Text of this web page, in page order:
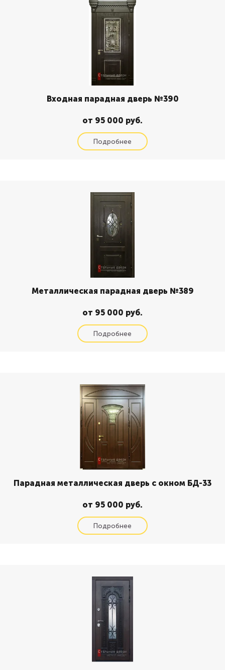
Входная парадная дверь №390
от 95 000 руб.
Металлическая парадная дверь №389
от 95 000 руб.
Парадная металлическая дверь с окном БД-33
от 95 000 руб.